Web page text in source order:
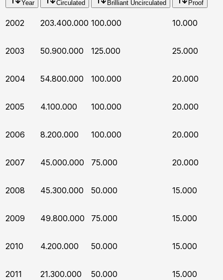
Year Circulated Brilliant Uncirculated Proof
2002 203.400.000 100.000 10.000
2003 50.900.000 125.000 25.000
2004 54.800.000 100.000 20.000
2005 4.100.000 100.000 20.000
2006 8.200.000 100.000 20.000
2007 45.000.000 75.000 20.000
2008 45.300.000 50.000 15.000
2009 49.800.000 75.000 15.000
2010 4.200.000 50.000 15.000
2011 21.300.000 50.000 15.000